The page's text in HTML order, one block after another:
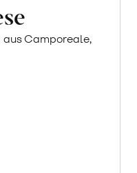
Camporeale,